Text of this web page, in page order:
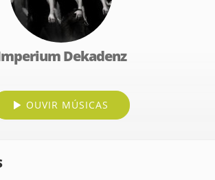
Dekadenz
OUVIR MÚSICAS